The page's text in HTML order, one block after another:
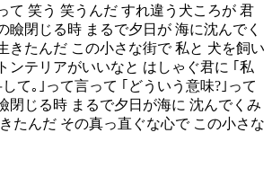
て 笑う 笑うんだ すれ違う犬ころが 君
瞼閉じる時 まるで夕日が 海に沈んでく
きたんだ この小さな街で 私と 犬を飼い
ンテリアがいいなと はしゃぐ君に ｢私
て｡｣って言って ｢どういう意味?｣って
閉じる時 まるで夕日が海に 沈んでくみ
たんだ その真っ直ぐな心で この小さな